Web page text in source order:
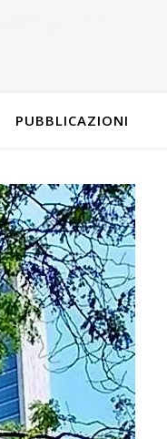
PUBBLICAZIONI